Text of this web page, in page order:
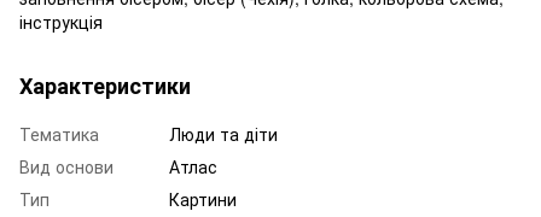
інструкція
Характеристики
Тематика
Люди та діти
Вид основи
Атлас
Тип
Картини